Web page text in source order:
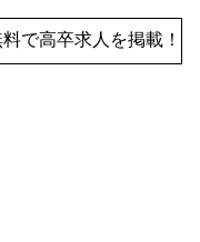
で高卒求人を掲載！